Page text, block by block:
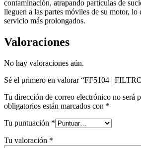
contaminación, atrapando partículas de
lleguen a las partes móviles de su motor,
servicio más prolongados.
Valoraciones
No hay valoraciones aún.
Sé el primero en valorar “FF5104 |
Tu dirección de correo electrónico no será
obligatorios están marcados con *
Tu puntuación *
Tu valoración *